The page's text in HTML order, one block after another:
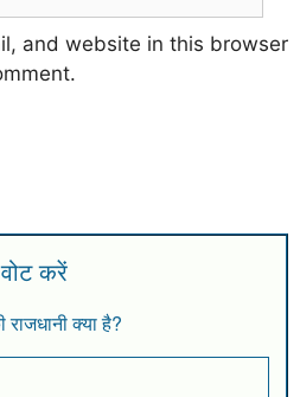
and website in this browser
वोट करें
राजधानी क्या है?